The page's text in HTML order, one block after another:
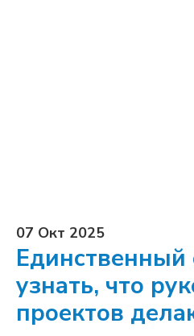
07 Окт 2025
Единственный
узнать, что
проектов